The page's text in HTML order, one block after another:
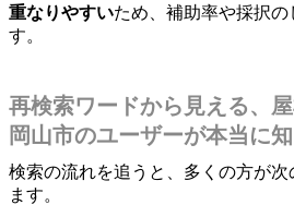
重なりやすいため、補助率や採択の
す。
再検索ワードから見える、
岡山市のユーザーが本当に
検索の流れを追うと、多くの方が
ます。